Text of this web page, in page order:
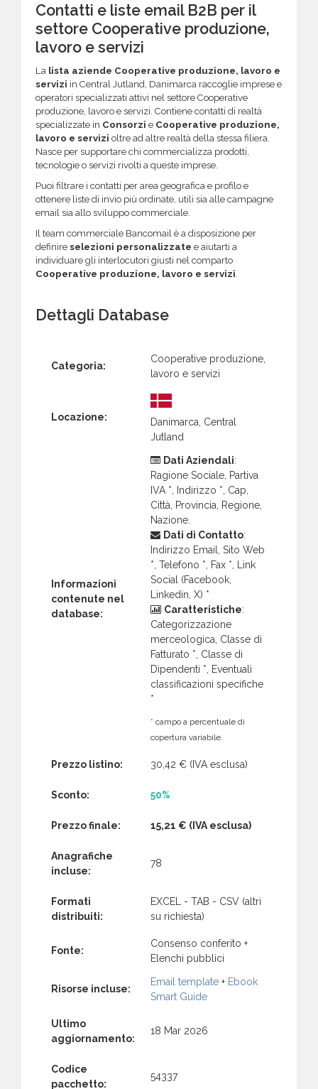
Contatti e liste email B2B per il
settore Cooperative produzione,
lavoro e servizi
La lista aziende Cooperative produzione, lavoro e
servizi in Central Jutland, Danimarca raccoglie imprese e
operatori specializzati attivi nel settore Cooperative
produzione, lavoro e servizi. Contiene contatti di realtà
specializzate in Consorzi e Cooperative produzione,
lavoro e servizi oltre ad altre realtà della stessa filiera.
Nasce per supportare chi commercializza prodotti,
tecnologie o servizi rivolti a queste imprese.
Puoi filtrare i contatti per area geografica e profilo e
ottenere liste di invio più ordinate, utili sia alle campagne
email sia allo sviluppo commerciale.
Il team commerciale Bancomail è a disposizione per
definire selezioni personalizzate e aiutarti a
individuare gli interlocutori giusti nel comparto
Cooperative produzione, lavoro e servizi.
Dettagli Database
Categoria:
Cooperative produzione,
lavoro e servizi
Locazione:
Danimarca, Central
Jutland
Informazioni
contenute nel
database:
Dati Aziendali:
Ragione Sociale, Partiva
IVA *, Indirizzo *, Cap,
Città, Provincia, Regione,
Nazione.
Dati di Contatto:
Indirizzo Email, Sito Web
*, Telefono *, Fax *, Link
Social (Facebook,
Linkedin, X) *
Caratteristiche:
Categorizzazione
merceologica, Classe di
Fatturato *, Classe di
Dipendenti *, Eventuali
classificazioni specifiche
*
* campo a percentuale di
copertura variabile.
Prezzo listino: 30,42 € (IVA esclusa)
Sconto: 50%
Prezzo finale: 15,21 € (IVA esclusa)
Anagrafiche
incluse:
78
Formati
distribuiti:
EXCEL - TAB - CSV (altri
su richiesta)
Fonte:
Consenso conferito +
Elenchi pubblici
Risorse incluse:
Email template + Ebook
Smart Guide
Ultimo
aggiornamento:
18 Mar 2026
Codice
pacchetto:
54337